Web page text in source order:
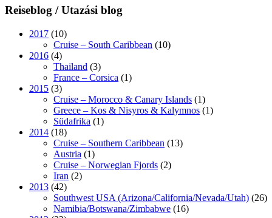
Reiseblog / Utazási blog
2017 (10)
Cruise – South Caribbean (10)
2016 (4)
Thailand (3)
France – Corsica (1)
2015 (3)
Cruise – Morocco & Canary Islands (1)
Greece – Kos & Nisyros & Kalymnos (1)
Südafrika (1)
2014 (18)
Cruise – Southern Caribbean (13)
Austria (1)
Cruise – Norwegian Fjords (2)
Iran (2)
2013 (42)
Southwest USA (Arizona/California/Nevada/Utah) (26)
Namibia/Botswana/Zimbabwe (16)